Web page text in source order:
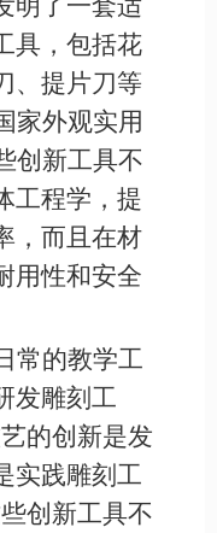
明了一套适
具，包括花
、提片刀等
家外观实用
创新工具不
工程学，提
，而且在材
用性和安全
常的教学工
发雕刻工
的创新是发
实践雕刻工
创新工具不